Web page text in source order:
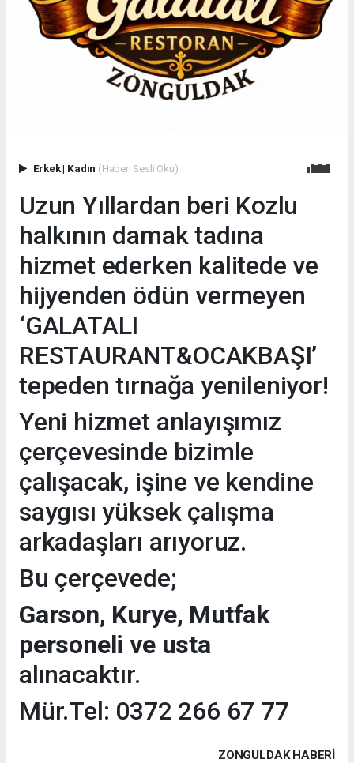
Erkek| Kadın (Haberi Sesli Oku)
Uzun Yıllardan beri Kozlu
halkının damak tadına
hizmet ederken kalitede ve
hijyenden ödün vermeyen
‘GALATALI
RESTAURANT&OCAKBAŞI’
tepeden tırnağa yenileniyor!
Yeni hizmet anlayışımız
çerçevesinde bizimle
çalışacak, işine ve kendine
saygısı yüksek çalışma
arkadaşları arıyoruz.
Bu çerçevede;
Garson, Kurye, Mutfak
personeli ve usta
alınacaktır.
Mür.Tel: 0372 266 67 77
ZONGULDAK HABERİ